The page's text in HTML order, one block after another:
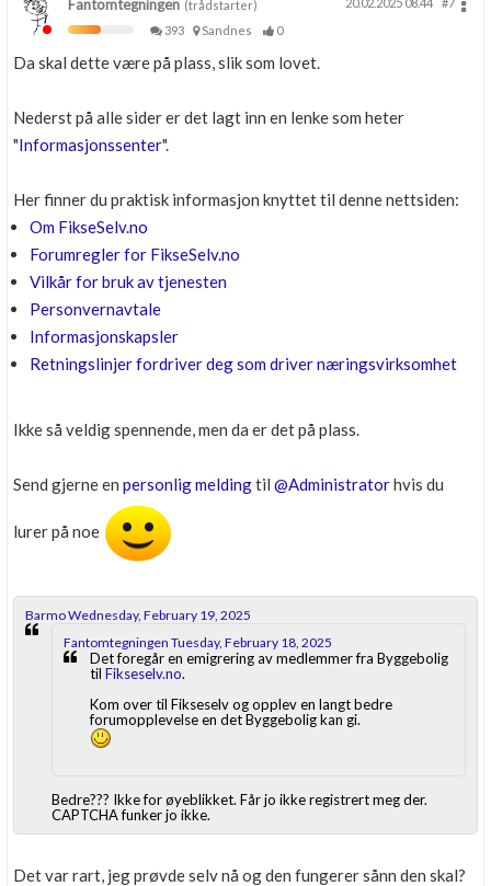
Fantomtegningen (trådstarter)
393
Sandnes 0
Da skal dette være på plass, slik som lovet.
Nederst på alle sider er det lagt inn en lenke som heter
"Informasjonssenter".
Her finner du praktisk informasjon knyttet til denne nettsiden:
Om FikseSelv.no
Forumregler for FikseSelv.no
Vilkår for bruk av tjenesten
Personvernavtale
Informasjonskapsler
Retningslinjer fordriver deg som driver næringsvirksomhet
Ikke så veldig spennende, men da er det på plass.
Send gjerne en personlig meldingtil @Administratorhvis du
lurer på noe
Barmo Wednesday, February 19, 2025
Fantomtegningen Tuesday, February 18, 2025
Det foregår en emigrering av medlemmer fra Byggebolig
til Fikseselv.no.
Kom over til Fikseselv og opplev en langt bedre
forumopplevelse en det Byggebolig kan gi.
Bedre??? Ikke for øyeblikket. Får jo ikke registrert meg der.
CAPTCHA funker jo ikke.
Det var rart, jeg prøvde selv nå og den fungerer sånn den skal?